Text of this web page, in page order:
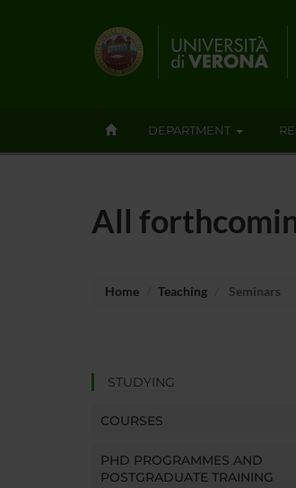
DEPARTMENT
All
Home Teaching Seminars
STUDYING
COURSES
PHD PROGRAMMES AND
POSTGRADUATE TRAINING